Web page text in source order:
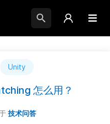
Unity
怎么用？
技术问答